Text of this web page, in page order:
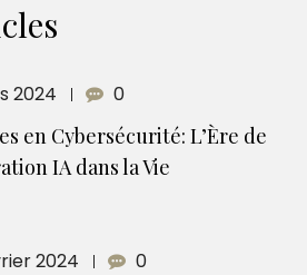
2024 0
en Cybersécurité: L’Ère de
IA dans la Vie
2024 0